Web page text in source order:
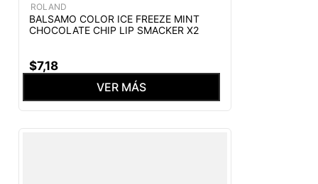
ROLAND
BALSAMO COLOR ICE FREEZE MINT
CHOCOLATE CHIP LIP SMACKER X2
$7,18
VER MÁS